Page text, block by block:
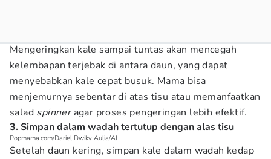
Mengeringkan kale sampai tuntas akan mencegah
kelembapan terjebak di antara daun, yang dapat
menyebabkan kale cepat busuk. Mama bisa
menjemurnya sebentar di atas tisu atau memanfaatkan
salad spinneragar proses pengeringan lebih efektif.
3. Simpan dalam wadah tertutup dengan alas tisu
Popmama.com/Dariel Dwiky Aulia/AI
Setelah daun kering, simpan kale dalam wadah kedap